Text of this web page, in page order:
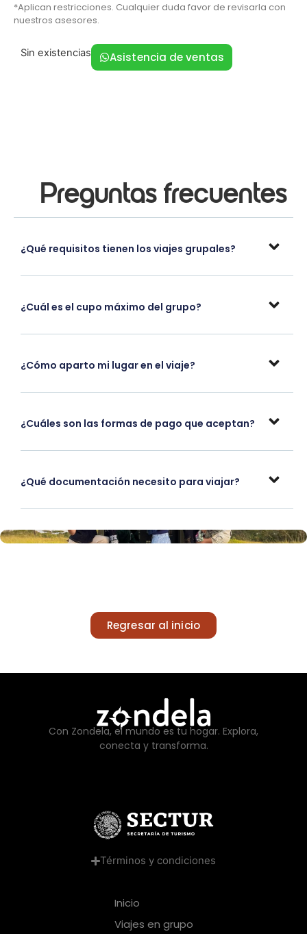
*Aplican restricciones. Cualquier duda favor de revisarla con
nuestros asesores.
Sin existencias Asistencia de ventas
Preguntas frecuentes
¿Qué requisitos tienen los viajes grupales?
¿Cuál es el cupo máximo del grupo?
¿Cómo aparto mi lugar en el viaje?
¿Cuáles son las formas de pago que aceptan?
¿Qué documentación necesito para viajar?
Regresar al inicio
Con Zondela, el mundo es tu hogar. Explora,
conecta y transforma.
Términos y condiciones
Inicio
Viajes en grupo